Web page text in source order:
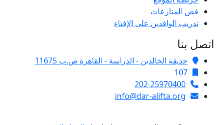
فض المنازعات
تدريب الوافدين على الإفتاء
اتصل بنا
حديقة الخالدين - الدراسة - القاهرة ص.ب 11675
107
202-25970400
info@dar-alifta.org